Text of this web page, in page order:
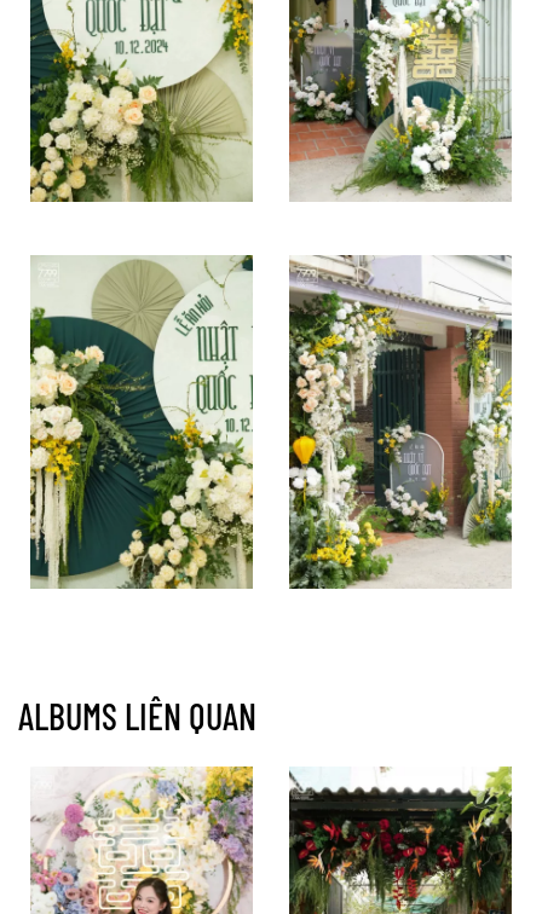
ALBUMS LIÊN QUAN